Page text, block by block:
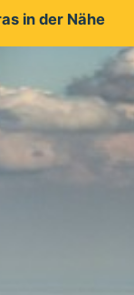
in der Nähe